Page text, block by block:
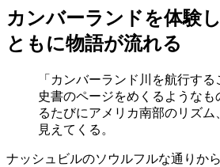
カンバーランドを体験
ともに物語が流れる
「カンバーランド川を航行す
史書のページをめくるような
るたびにアメリカ南部のリズ
見えてくる。
ナッシュビルのソウルフルな通りか